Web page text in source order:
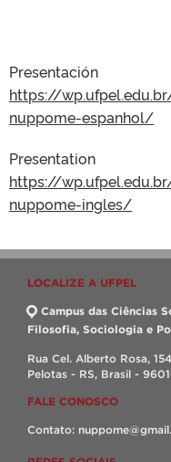
https://
nuppome-espanhol/
https://
nuppome-ingles/
LOCALIZE A UFPEL
Campus das Ciências
Filosofia, Sociologia e
Rua Cel. Alberto Rosa,
Pelotas - RS, Brasil -
FALE CONOSCO
Contato: